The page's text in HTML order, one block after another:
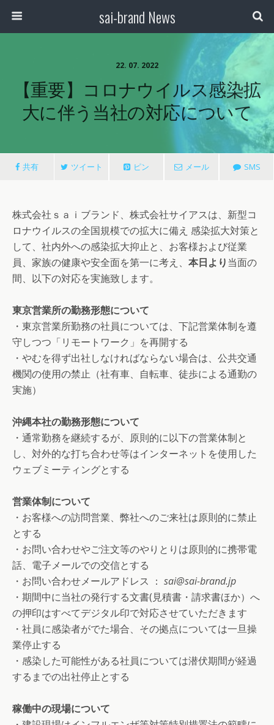
sai-brand News
22. 07. 2022
【重要】コロナウイルス感染拡
大に伴う当社の対応について
共有 ツイート ピン メール SMS
株式会社ｓａｉブランド、株式会社サイアスは、新型コ
ロナウイルスの全国規模での拡大に備え 感染拡大対策と
して、社内外への感染拡大抑止と、お客様および従業
員、家族の健康や安全面を第一に考え、 本日より当面の
間、以下の対応を実施致します。
東京営業所の勤務形態について
・東京営業所勤務の社員については、下記営業体制を遵
守しつつ「リモートワーク」を再開する
・やむを得ず出社しなければならない場合は、公共交通
機関の使用の禁止（社有車、自転車、徒歩による通勤の
実施）
沖縄本社の勤務形態について
・通常勤務を継続するが、原則的に以下の営業体制と
し、対外的な打ち合わせ等はインターネットを使用した
ウェブミーティングとする
営業体制について
・お客様への訪問営業、弊社へのご来社は原則的に禁止
とする
・お問い合わせやご注文等のやりとりは原則的に携帯電
話、電子メールでの交信とする
・お問い合わせメールアドレス ： sai@sai-brand.jp
・期間中に当社の発行する文書(見積書・請求書ほか）へ
の押印はすべてデジタル印で対応させていただきます
・社員に感染者がでた場合、その拠点については一旦操
業停止する
・感染した可能性がある社員については潜伏期間が経過
するまでの出社停止とする
稼働中の現場について